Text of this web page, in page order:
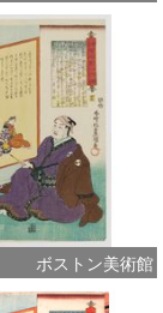
ボストン美術館